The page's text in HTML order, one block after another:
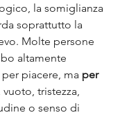
la somiglianza
soprattutto la
Molte persone
altamente
piacere, ma per
vuoto, tristezza,
o senso di